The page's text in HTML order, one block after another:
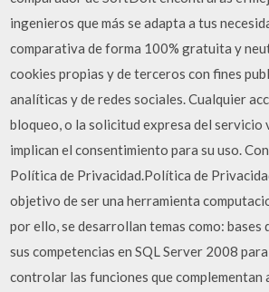
ingenieros que más se adapta a tus
comparativa de forma 100% gratuita y
cookies propias y de terceros con fines
analíticas y de redes sociales. Cualquier
bloqueo, o la solicitud expresa del servicio
implican el consentimiento para su uso.
Política de Privacidad.Política de
objetivo de ser una herramienta
por ello, se desarrollan temas como: bases
sus competencias en SQL Server 2008
controlar las funciones que complementan